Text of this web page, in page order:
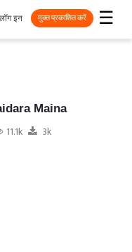
☰
लॉग इन मुक्त प्रकाशित करें
Maina
11.1k 3k